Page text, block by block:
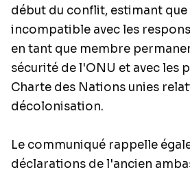
début du conflit, estimant
incompatible avec les
en tant que membre
sécurité de l'ONU et avec les
Charte des Nations unies
décolonisation.
Le communiqué rappelle
déclarations de l'ancien